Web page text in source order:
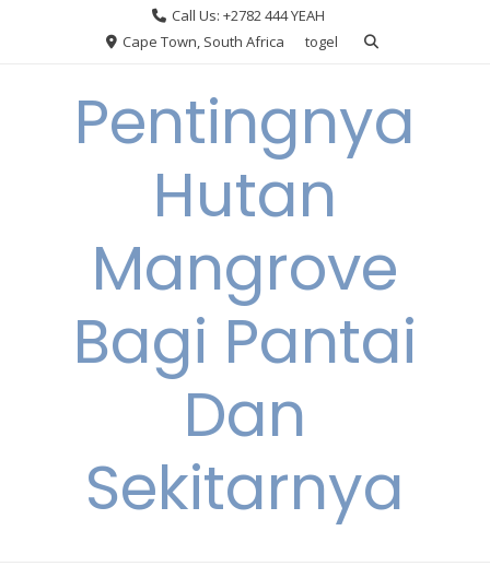
Call Us: +2782 444 YEAH
Cape Town, South Africa
togel
Pentingnya
Hutan
Mangrove
Bagi Pantai
Dan
Sekitarnya